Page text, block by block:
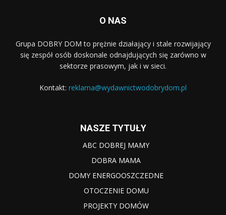
O NAS
Grupa DOBRY DOM to prężnie działający i stale rozwijający
się zespół osób doskonale odnajdujących się zarówno w
sektorze prasowym, jak i w sieci.
Kontakt: reklama@wydawnictwodobrydom.pl
NASZE TYTUŁY
ABC DOBREJ MAMY
DOBRA MAMA
DOMY ENERGOOSZCZEDNE
OTOCZENIE DOMU
PROJEKTY DOMÓW